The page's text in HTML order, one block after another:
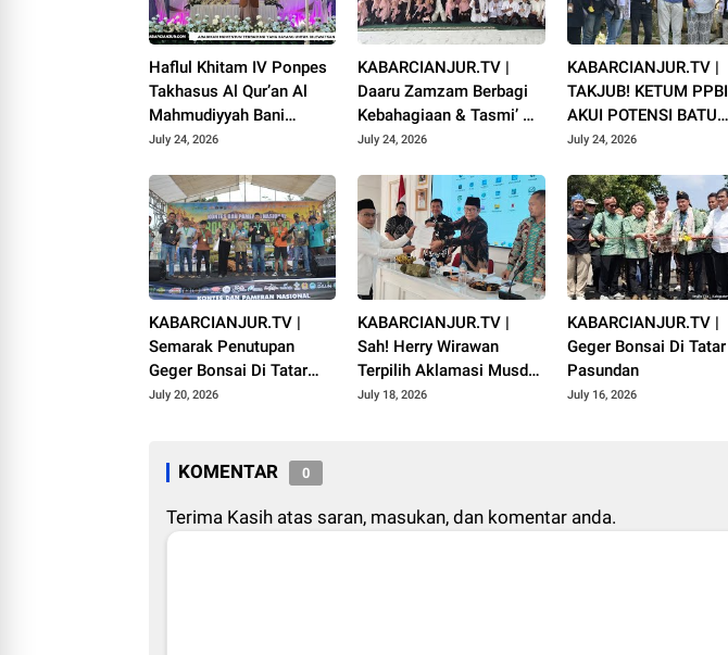
Haflul Khitam IV Ponpes
Takhasus Al Qur’an Al
Mahmudiyyah Bani
Suparman Assatinem
July 24, 2026
KABARCIANJUR.TV |
Daaru Zamzam Berbagi
Kebahagiaan & Tasmi’ Al
Qur’an Sambut Muharram
July 24, 2026
KABARCIANJUR.TV |
TAKJUB! KETUM PPBI
AKUI POTENSI BATU
GUNUNG PADANG
July 24, 2026
KABARCIANJUR.TV |
Semarak Penutupan
Geger Bonsai Di Tatar
Pasundan
July 20, 2026
KABARCIANJUR.TV |
Sah! Herry Wirawan
Terpilih Aklamasi Musda
VI ICMI Orda Cianjur
July 18, 2026
KABARCIANJUR.TV |
Geger Bonsai Di Tatar
Pasundan
July 16, 2026
KOMENTAR 0
Terima Kasih atas saran, masukan, dan komentar anda.